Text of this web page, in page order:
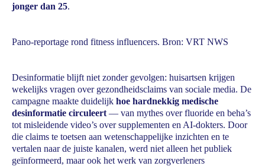
jonger dan 25.
Pano-reportage rond fitness influencers. Bron: VRT NWS
Desinformatie blijft niet zonder gevolgen: huisartsen krijgen
wekelijks vragen over gezondheidsclaims van sociale media. De
campagne maakte duidelijk hoe hardnekkig medische
desinformatie circuleert — van mythes over fluoride en beha’s
tot misleidende video’s over supplementen en AI-dokters. Door
die claims te toetsen aan wetenschappelijke inzichten en te
vertalen naar de juiste kanalen, werd niet alleen het publiek
geïnformeerd, maar ook het werk van zorgverleners